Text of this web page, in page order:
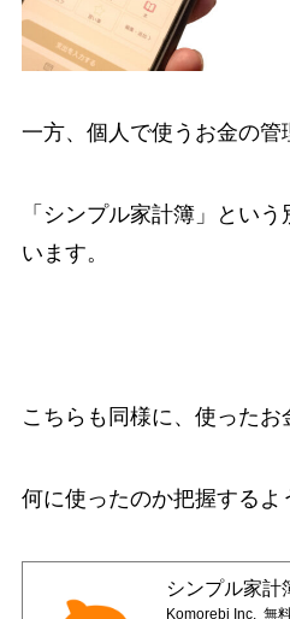
一方、個人で使うお金の管
「シンプル家計簿」とい
います。
こちらも同様に、使ったお
何に使ったのか把握するよ
シンプル家計
Komorebi Inc. 無